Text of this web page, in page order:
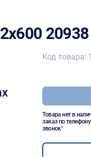
Код товара:
Товара нет в
заказ по телефону
звонок"